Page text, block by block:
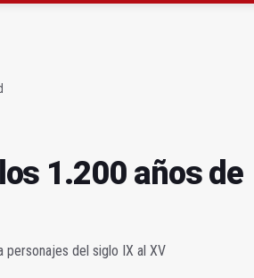
1.200 años de
personajes del siglo IX al XV